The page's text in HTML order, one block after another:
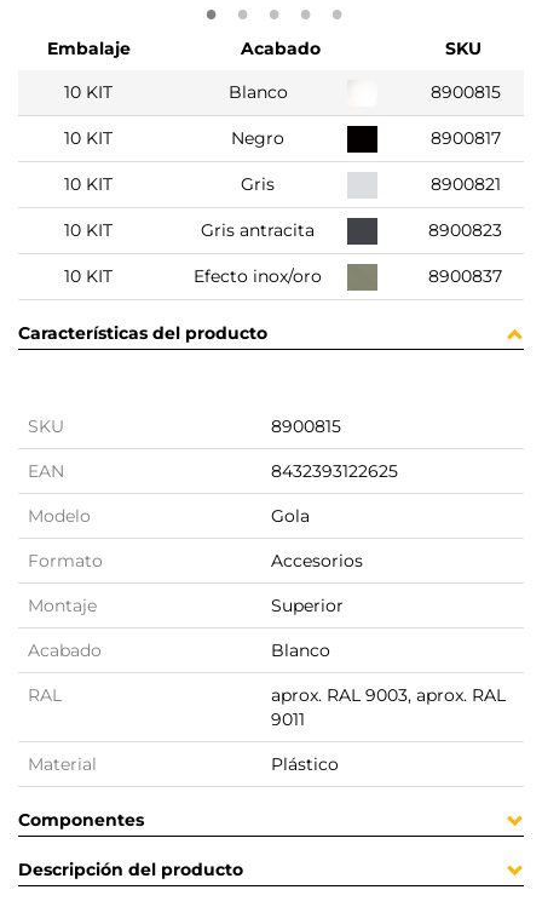
Embalaje Acabado
SKU
10 KIT
Blanco 8900815
10 KIT Negro 8900817
10 KIT Gris 8900821
10 KIT Gris antracita 8900823
10 KIT Efecto inox/oro 8900837
Características del producto
SKU 8900815
EAN 8432393122625
Modelo Gola
Formato Accesorios
Montaje Superior
Acabado Blanco
RAL
aprox. RAL 9003, aprox. RAL
9011
Material Plástico
Componentes
Descripción del producto